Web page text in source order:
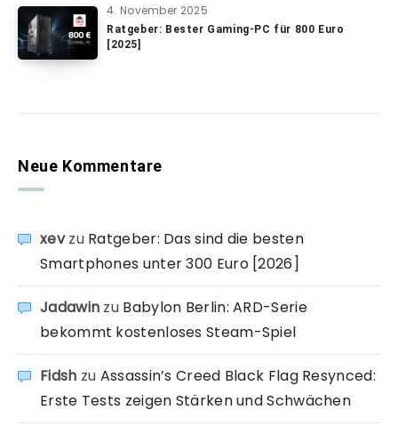
4. November 2025
Ratgeber: Bester Gaming-PC für 800 Euro
[2025]
Neue Kommentare
xevzu Ratgeber: Das sind die besten
Smartphones unter 300 Euro [2026]
Jadawin zu Babylon Berlin: ARD-Serie
bekommt kostenloses Steam-Spiel
Fidsh zu Assassin’s Creed Black Flag Resynced:
Erste Tests zeigen Stärken und Schwächen